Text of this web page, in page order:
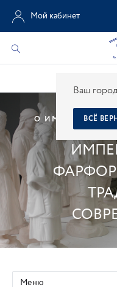
Ваш
ВСЁ
Мой кабинет
О
Меню